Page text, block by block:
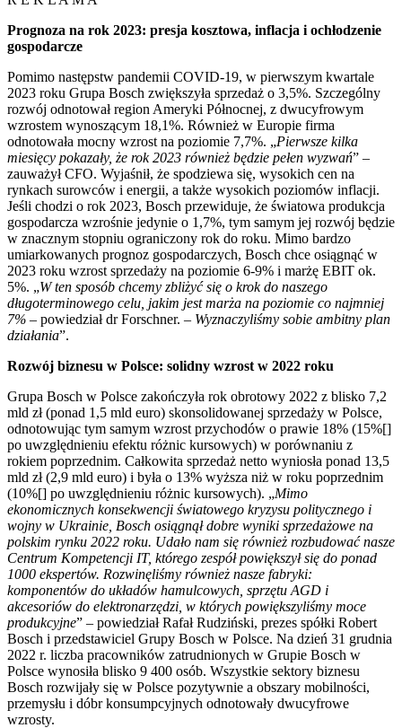
Prognoza na rok 2023: presja kosztowa, inflacja i ochłodzenie
gospodarcze
Pomimo następstw pandemii COVID-19, w pierwszym kwartale
2023 roku Grupa Bosch zwiększyła sprzedaż o 3,5%. Szczególny
rozwój odnotował region Ameryki Północnej, z dwucyfrowym
wzrostem wynoszącym 18,1%. Również w Europie firma
odnotowała mocny wzrost na poziomie 7,7%. „Pierwsze kilka
miesięcy pokazały, że rok 2023 również będzie pełen wyzwań” –
zauważył CFO. Wyjaśnił, że spodziewa się, wysokich cen na
rynkach surowców i energii, a także wysokich poziomów inflacji.
Jeśli chodzi o rok 2023, Bosch przewiduje, że światowa produkcja
gospodarcza wzrośnie jedynie o 1,7%, tym samym jej rozwój będzie
w znacznym stopniu ograniczony rok do roku. Mimo bardzo
umiarkowanych prognoz gospodarczych, Bosch chce osiągnąć w
2023 roku wzrost sprzedaży na poziomie 6-9% i marżę EBIT ok.
5%. „W ten sposób chcemy zbliżyć się o krok do naszego
długoterminowego celu, jakim jest marża na poziomie co najmniej
7% – powiedział dr Forschner. – Wyznaczyliśmy sobie ambitny plan
działania”.
Rozwój biznesu w Polsce: solidny wzrost w 2022 roku
Grupa Bosch w Polsce zakończyła rok obrotowy 2022 z blisko 7,2
mld zł (ponad 1,5 mld euro) skonsolidowanej sprzedaży w Polsce,
odnotowując tym samym wzrost przychodów o prawie 18% (15%[]
po uwzględnieniu efektu różnic kursowych) w porównaniu z
rokiem poprzednim. Całkowita sprzedaż netto wyniosła ponad 13,5
mld zł (2,9 mld euro) i była o 13% wyższa niż w roku poprzednim
(10%[] po uwzględnieniu różnic kursowych). „Mimo
ekonomicznych konsekwencji światowego kryzysu politycznego i
wojny w Ukrainie, Bosch osiągnął dobre wyniki sprzedażowe na
polskim rynku 2022 roku. Udało nam się również rozbudować nasze
Centrum Kompetencji IT, którego zespół powiększył się do ponad
1000 ekspertów. Rozwinęliśmy również nasze fabryki:
komponentów do układów hamulcowych, sprzętu AGD i
akcesoriów do elektronarzędzi, w których powiększyliśmy moce
produkcyjne” – powiedział Rafał Rudziński, prezes spółki Robert
Bosch i przedstawiciel Grupy Bosch w Polsce. Na dzień 31 grudnia
2022 r. liczba pracowników zatrudnionych w Grupie Bosch w
Polsce wynosiła blisko 9 400 osób. Wszystkie sektory biznesu
Bosch rozwijały się w Polsce pozytywnie a obszary mobilności,
przemysłu i dóbr konsumpcyjnych odnotowały dwucyfrowe
wzrosty.